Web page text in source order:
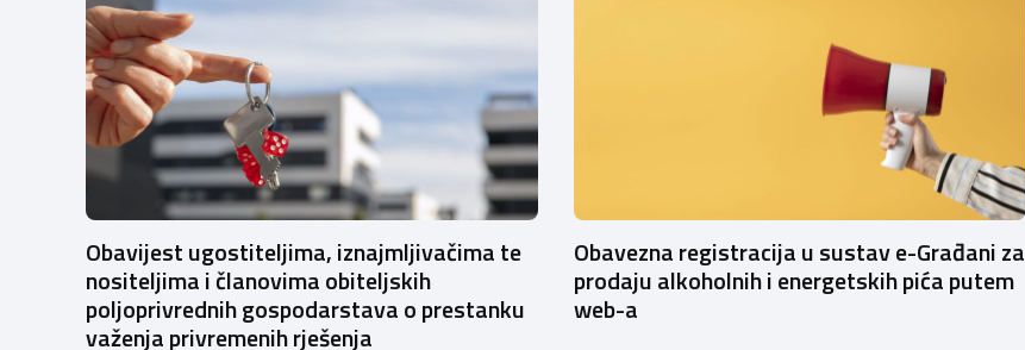
Obavijest ugostiteljima, iznajmljivačima te
nositeljima i članovima obiteljskih
poljoprivrednih gospodarstava o prestanku
važenja privremenih rješenja
Obavezna registracija u sustav e-Građani za
prodaju alkoholnih i energetskih pića putem
web-a